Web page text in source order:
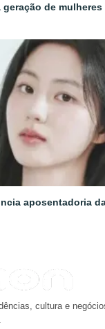
geração de
aposentadoria
cultura e